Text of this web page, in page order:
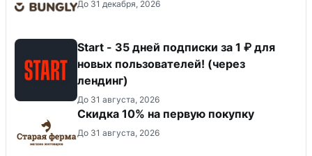
До 31 декабря, 2026
Start - 35 дней подписки за 1 ₽ для
новых пользователей! (через
лендинг)
До 31 августа, 2026
Скидка​ 10% на первую покупку
До 31 августа, 2026